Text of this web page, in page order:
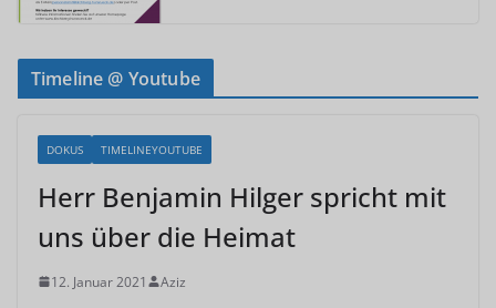
Timeline @ Youtube
DOKUS TIMELINEYOUTUBE
Herr Benjamin Hilger spricht mit
uns über die Heimat
12. Januar 2021 Aziz